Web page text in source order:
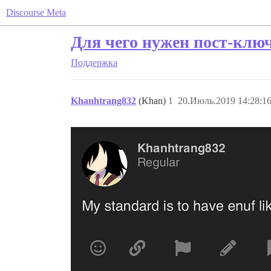
Discourse Meta
Для чего нужен пост-
Поддержка
Khanhtrang832 (Khan) 20.Июль.2019 14:28:16
1